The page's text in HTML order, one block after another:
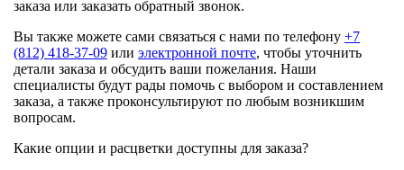
заказа или заказать обратный звонок.
Вы также можете сами связаться с нами по телефону +7
(812) 418-37-09 или электронной почте, чтобы уточнить
детали заказа и обсудить ваши пожелания. Наши
специалисты будут рады помочь с выбором и составлением
заказа, а также проконсультируют по любым возникшим
вопросам.
Какие опции и расцветки доступны для заказа?